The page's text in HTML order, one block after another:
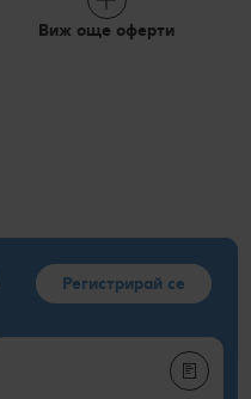
Виж още оферти
Регистрирай се